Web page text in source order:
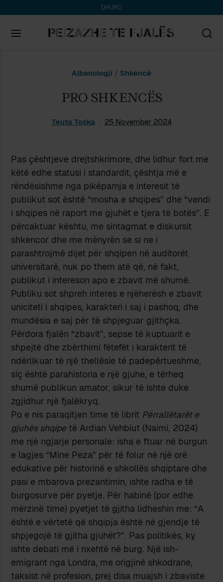
DHURO
Albanologji / Shkencë
PRO SHKENCËS
Teuta Toska 25 November 2024
Pas çështjeve drejtshkrimore, dhe lidhur fort me
këtë edhe statusi i standardit, çështja më e
rëndësishme nga pikëpamja e interesit të
publikut sot është “mosha e shqipes” dhe “vendi
i shqipes në raport me gjuhët e tjera të botës”. E
përcaktuar kështu, me sintagmat e diskursit
shkencor dhe me mënyrën se si ne i
parashtrojmë dijet për shqipen në auditorët
universitarë, nuk po them atë që, në fakt,
publikut i intereson apo e zbavit më shumë.
Publiku sot shpreh interes e njëherësh e zbavit
uniciteti i shqipes, karakteri i saj i pashoq, dhe
mundësia e saj për të shpjeguar gjithçka.
Përdora fjalën “zbavit”, sepse të kuptuarit e
shpejtë dhe zbërthimi fëtefët i karakterit të
ndërlikuar të një thellësie të padepërtueshme,
siç është parahistoria e një gjuhe, e tërheq
shumë publikun amator, sikur të ishte duke
zgjidhur një fjalëkryq.
Po e nis paraqitjen time të librit Përrallëtarët e
gjuhës shqipe të Ardian Vehbiut (Naimi, 2024)
me një ngjarje personale: isha e ftuar në burgun
e lagjes “Mine Peza” për të folur në një orë
edukative për historinë e shkollës shqiptare dhe
pasi e mbarova prezantimin, ishte radha e të
burgosurve për pyetje. Për habinë (por edhe
mërzinë time) pyetjet të gjitha lidheshin me: “A
është e vërtetë që shqipja është në gjendje të
shpjegojë të gjitha gjuhët?”. Pas politikës, ky
ishte debati më i nxehtë në burg. Një ish-
emigrant nga Londra, me origjinë shkodrane,
taksist në profesion, prej disa muajsh i zbaviste